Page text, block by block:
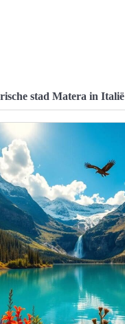
stad Matera in Italië